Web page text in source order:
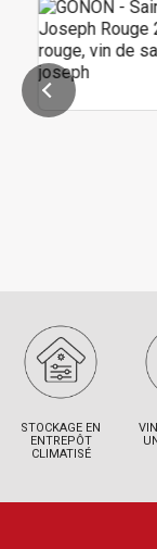
2024
STOCKAGE EN
ENTREPÔT
CLIMATISÉ